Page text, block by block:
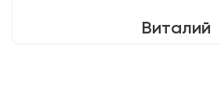
Виталий